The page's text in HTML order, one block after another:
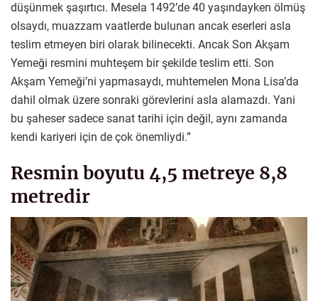
düşünmek şaşırtıcı. Mesela 1492’de 40 yaşındayken ölmüş
olsaydı, muazzam vaatlerde bulunan ancak eserleri asla
teslim etmeyen biri olarak bilinecekti. Ancak Son Akşam
Yemeği resmini muhteşem bir şekilde teslim etti. Son
Akşam Yemeği’ni yapmasaydı, muhtemelen Mona Lisa’da
dahil olmak üzere sonraki görevlerini asla alamazdı. Yani
bu şaheser sadece sanat tarihi için değil, aynı zamanda
kendi kariyeri için de çok önemliydi.”
Resmin boyutu 4,5 metreye 8,8
metredir